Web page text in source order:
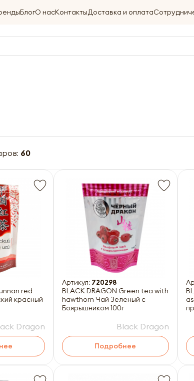
БлогО насКонтактыДоставка и оплата
60
red
красный
Dragon
Артикул: 720298
BLACK DRAGON Green tea with
hawthorn Чай Зеленый с
Боярышником 100г
Black Dragon
Подробнее